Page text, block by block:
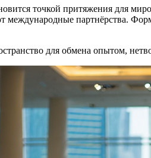
точкой притяжения для
международные партнёрства.
для обмена опытом,